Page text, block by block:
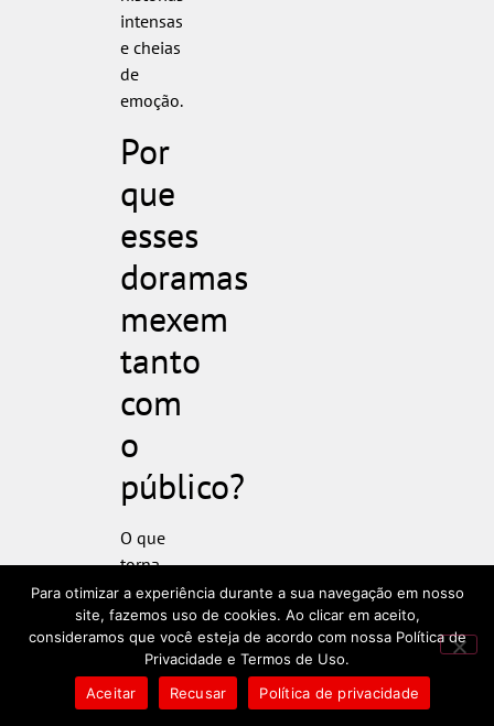
intensas
e cheias
de
emoção.
Por
que
esses
doramas
mexem
tanto
com
o
público?
O que
torna
esses
doramas
tão
emocionantes
não são
Para otimizar a experiência durante a sua navegação em nosso
site, fazemos uso de cookies. Ao clicar em aceito,
consideramos que você esteja de acordo com nossa Política de
Privacidade e Termos de Uso.
Aceitar
Recusar Política de privacidade